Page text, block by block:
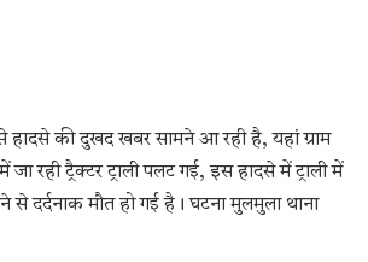
हादसे की दुखद खबर सामने आ रही है, यहां ग्राम
जा रही ट्रैक्टर ट्राली पलट गई, इस हादसे में ट्राली में
दर्दनाक मौत हो गई है। घटना मुलमुला थाना